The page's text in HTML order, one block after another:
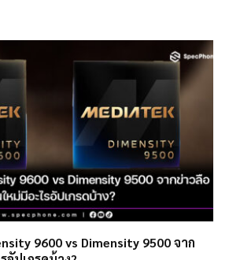
9600 vs Dimensity 9500 จาก